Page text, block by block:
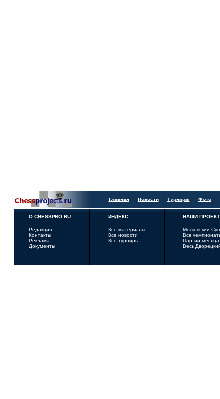
Главная Новости Турниры Фото
О CHESSPRO.RU
Редакция
Контакты
Реклама
Документы
ИНДЕКС
Все материалы
Все новости
Все турниры
НАШИ
Московский
Все
Партии
Весь